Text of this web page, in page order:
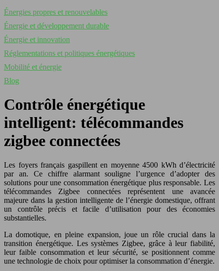
Énergies propres et renouvelables
Énergie et développement durable
Énergie et innovation
Réglementations et politiques énergétiques
Mobilité et énergie
Blog
Contrôle énergétique
intelligent: télécommandes
zigbee connectées
Les foyers français gaspillent en moyenne 4500 kWh d’électricité
par an. Ce chiffre alarmant souligne l’urgence d’adopter des
solutions pour une consommation énergétique plus responsable. Les
télécommandes Zigbee connectées représentent une avancée
majeure dans la gestion intelligente de l’énergie domestique, offrant
un contrôle précis et facile d’utilisation pour des économies
substantielles.
La domotique, en pleine expansion, joue un rôle crucial dans la
transition énergétique. Les systèmes Zigbee, grâce à leur fiabilité,
leur faible consommation et leur sécurité, se positionnent comme
une technologie de choix pour optimiser la consommation d’énergie.